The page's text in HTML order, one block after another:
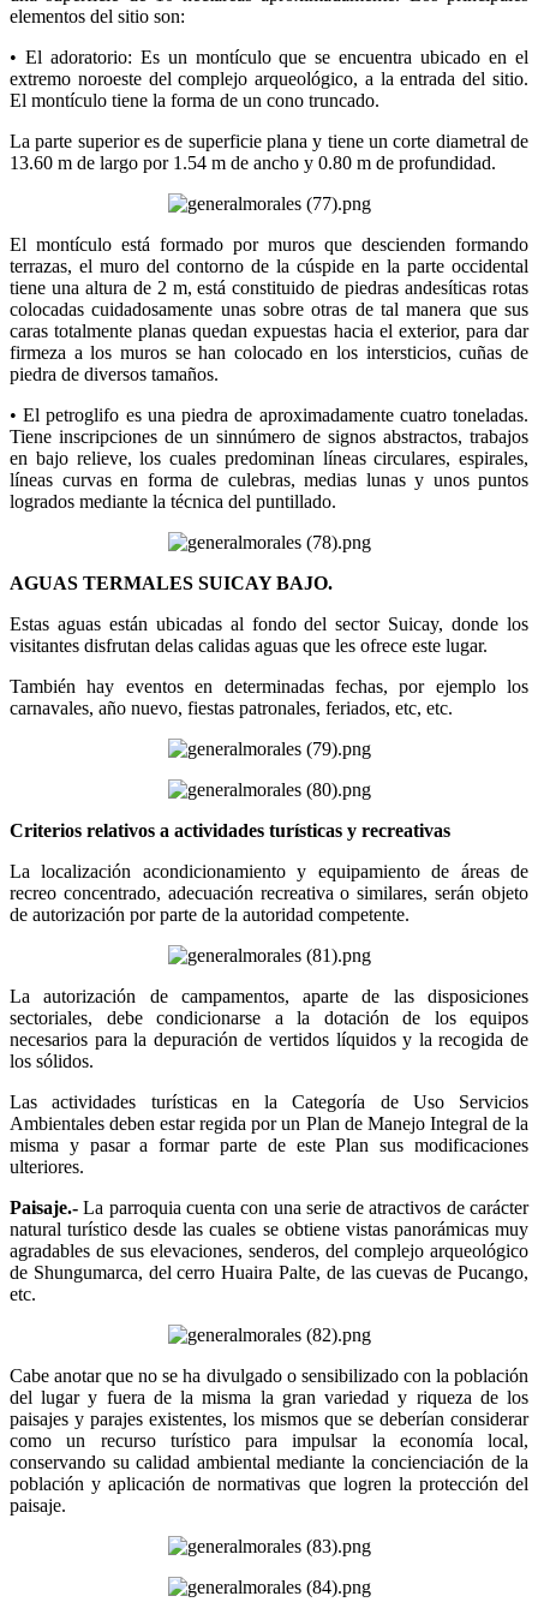
elementos del sitio son:
• El adoratorio: Es un montículo que se encuentra ubicado en el
extremo noroeste del complejo arqueológico, a la entrada del sitio.
El montículo tiene la forma de un cono truncado.
La parte superior es de superficie plana y tiene un corte diametral de
13.60 m de largo por 1.54 m de ancho y 0.80 m de profundidad.
El montículo está formado por muros que descienden formando
terrazas, el muro del contorno de la cúspide en la parte occidental
tiene una altura de 2 m, está constituido de piedras andesíticas rotas
colocadas cuidadosamente unas sobre otras de tal manera que sus
caras totalmente planas quedan expuestas hacia el exterior, para dar
firmeza a los muros se han colocado en los intersticios, cuñas de
piedra de diversos tamaños.
• El petroglifo es una piedra de aproximadamente cuatro toneladas.
Tiene inscripciones de un sinnúmero de signos abstractos, trabajos
en bajo relieve, los cuales predominan líneas circulares, espirales,
líneas curvas en forma de culebras, medias lunas y unos puntos
logrados mediante la técnica del puntillado.
AGUAS TERMALES SUICAY BAJO.
Estas aguas están ubicadas al fondo del sector Suicay, donde los
visitantes disfrutan delas calidas aguas que les ofrece este lugar.
También hay eventos en determinadas fechas, por ejemplo los
carnavales, año nuevo, fiestas patronales, feriados, etc, etc.
Criterios relativos a actividades turísticas y recreativas
La localización acondicionamiento y equipamiento de áreas de
recreo concentrado, adecuación recreativa o similares, serán objeto
de autorización por parte de la autoridad competente.
La autorización de campamentos, aparte de las disposiciones
sectoriales, debe condicionarse a la dotación de los equipos
necesarios para la depuración de vertidos líquidos y la recogida de
los sólidos.
Las actividades turísticas en la Categoría de Uso Servicios
Ambientales deben estar regida por un Plan de Manejo Integral de la
misma y pasar a formar parte de este Plan sus modificaciones
ulteriores.
Paisaje.- La parroquia cuenta con una serie de atractivos de carácter
natural turístico desde las cuales se obtiene vistas panorámicas muy
agradables de sus elevaciones, senderos, del complejo arqueológico
de Shungumarca, del cerro Huaira Palte, de las cuevas de Pucango,
etc.
Cabe anotar que no se ha divulgado o sensibilizado con la población
del lugar y fuera de la misma la gran variedad y riqueza de los
paisajes y parajes existentes, los mismos que se deberían considerar
como un recurso turístico para impulsar la economía local,
conservando su calidad ambiental mediante la concienciación de la
población y aplicación de normativas que logren la protección del
paisaje.